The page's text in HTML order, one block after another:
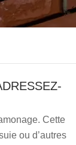
Cette
ou d’autres